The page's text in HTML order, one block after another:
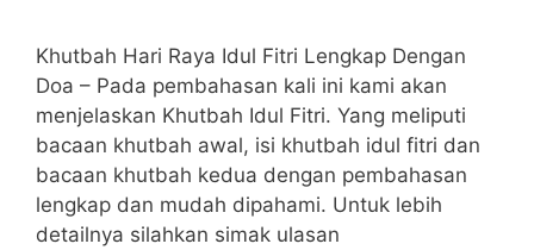
Khutbah Hari Raya Idul Fitri Lengkap Dengan
Doa – Pada pembahasan kali ini kami akan
menjelaskan Khutbah Idul Fitri. Yang meliputi
bacaan khutbah awal, isi khutbah idul fitri dan
bacaan khutbah kedua dengan pembahasan
lengkap dan mudah dipahami. Untuk lebih
detailnya silahkan simak ulasan